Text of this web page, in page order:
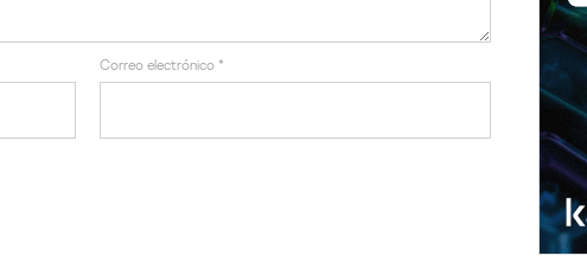
Correo electrónico *